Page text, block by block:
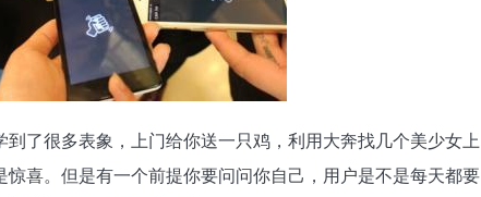
了很多表象，上门给你送一只鸡，利用大奔找几个美少女上
喜。但是有一个前提你要问问你自己，用户是不是每天都要